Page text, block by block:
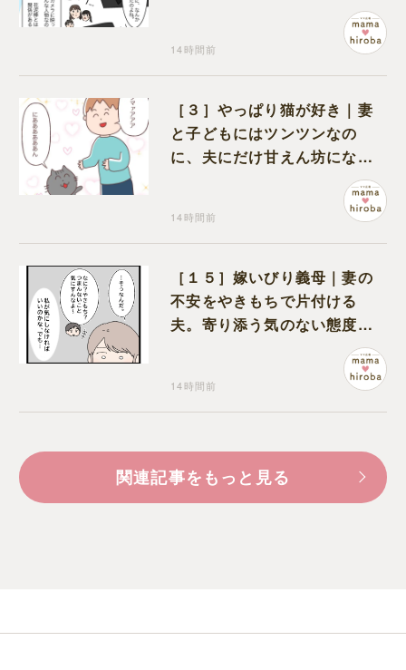
る証拠になるのか期待する
14時間前
［３］やっぱり猫が好き｜妻
と子どもにはツンツンなの
に、夫にだけ甘えん坊になる
14時間前
［１５］嫁いびり義母｜妻の
不安をやきもちで片付ける
夫。寄り添う気のない態度に
14時間前
関連記事をもっと見る